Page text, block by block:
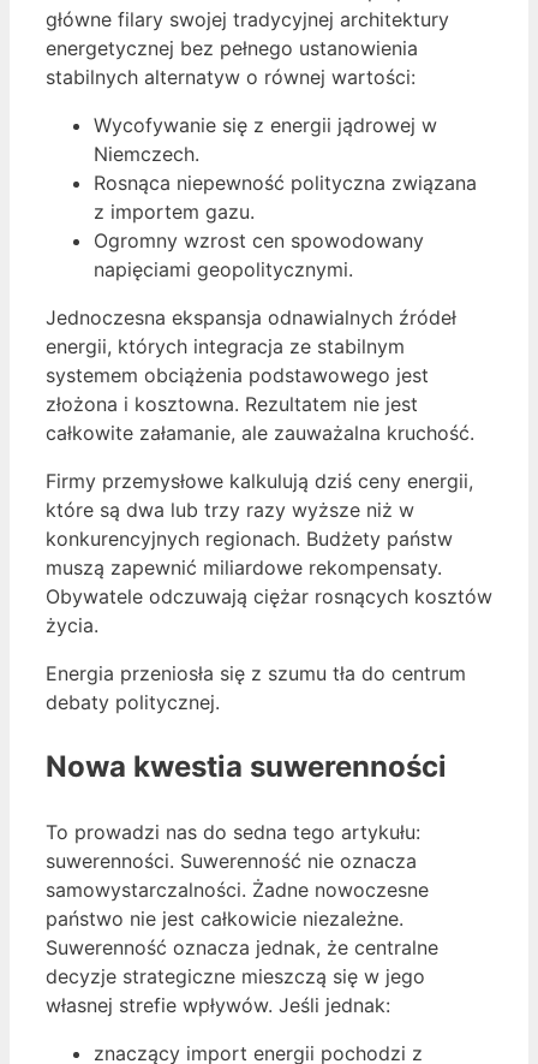
główne filary swojej tradycyjnej architektury
energetycznej bez pełnego ustanowienia
stabilnych alternatyw o równej wartości:
Wycofywanie się z energii jądrowej w
Niemczech.
Rosnąca niepewność polityczna związana
z importem gazu.
Ogromny wzrost cen spowodowany
napięciami geopolitycznymi.
Jednoczesna ekspansja odnawialnych źródeł
energii, których integracja ze stabilnym
systemem obciążenia podstawowego jest
złożona i kosztowna. Rezultatem nie jest
całkowite załamanie, ale zauważalna kruchość.
Firmy przemysłowe kalkulują dziś ceny energii,
które są dwa lub trzy razy wyższe niż w
konkurencyjnych regionach. Budżety państw
muszą zapewnić miliardowe rekompensaty.
Obywatele odczuwają ciężar rosnących kosztów
życia.
Energia przeniosła się z szumu tła do centrum
debaty politycznej.
Nowa kwestia suwerenności
To prowadzi nas do sedna tego artykułu:
suwerenności. Suwerenność nie oznacza
samowystarczalności. Żadne nowoczesne
państwo nie jest całkowicie niezależne.
Suwerenność oznacza jednak, że centralne
decyzje strategiczne mieszczą się w jego
własnej strefie wpływów. Jeśli jednak:
znaczący import energii pochodzi z